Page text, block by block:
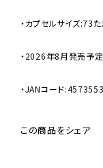
・カプセルサイズ:73
・2026年8月発売予定
・JANコード
この商品をシェア